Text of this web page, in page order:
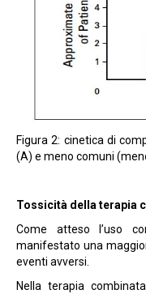
Figura 2: cinetica di
(A) e meno comuni
Tossicità della terapia
Come atteso l’uso
manifestato una
eventi avversi.
Nella terapia